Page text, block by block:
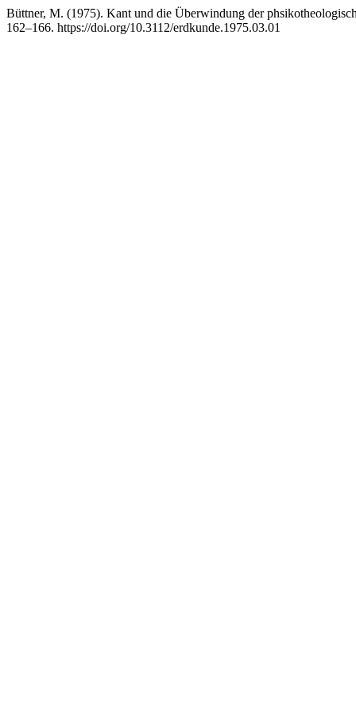
Büttner, M. (1975). Kant und die Überwindung der
162–166. https://doi.org/10.3112/erdkunde.1975.03.01